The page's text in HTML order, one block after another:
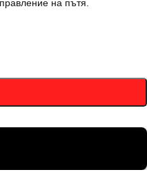
на пътя.